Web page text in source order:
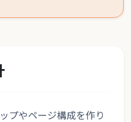
プやページ構成を作り